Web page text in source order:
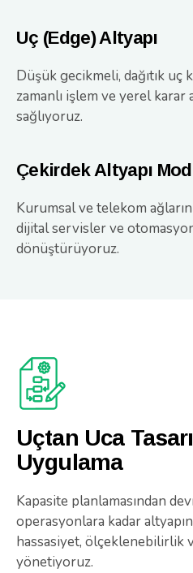
Uç (Edge) Altyapı
Düşük gecikmeli, dağıtık
zamanlı işlem ve yerel
sağlıyoruz.
Çekirdek Altyapı
Kurumsal ve telekom
dijital servisler ve
dönüştürüyoruz.
Uçtan Uca
Uygulama
Kapasite planlamasından
operasyonlara kadar
hassasiyet, ölçeklenebilirlik
yönetiyoruz.